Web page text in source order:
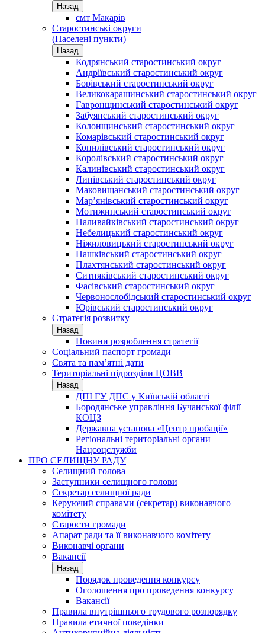
Назад
смт Макарів
Старостинські округи
(Населені пункти)
Назад
Кодрянський старостинський округ
Андріївський старостинський округ
Борівський старостинський округ
Великокарашинський старостинський округ
Гавронщинський старостинський округ
Забуянський старостинський округ
Колонщинський старостинський округ
Комарівський старостинський округ
Копилівський старостинський округ
Королівський старостинський округ
Калинівський старостинський округ
Липівський старостинський округ
Маковищанський старостинський округ
Мар’янівський старостинський округ
Мотижинський старостинський округ
Наливайківський старостинський округ
Небелицький старостинський округ
Ніжиловицький старостинський округ
Пашківський старостинський округ
Плахтянський старостинський округ
Ситняківський старостинський округ
Фасівський старостинський округ
Червонослобідський старостинський округ
Юрівський старостинський округ
Стратегія розвитку
Назад
Новини розроблення стратегії
Соціальний паспорт громади
Свята та пам’ятні дати
Територіальні підрозділи ЦОВВ
Назад
ДПІ ГУ ДПС у Київській області
Бородянське управління Бучанської філії
КОЦЗ
Державна установа «Центр пробації»
Регіональні територіальні органи
Нацсоцслужби
ПРО СЕЛИЩНУ РАДУ
Селищний голова
Заступники селищного голови
Секретар селищної ради
Керуючий справами (секретар) виконавчого
комітету
Старости громади
Апарат ради та її виконавчого комітету
Виконавчі органи
Вакансії
Назад
Порядок проведення конкурсу
Оголошення про проведення конкурсу
Вакансії
Правила внутрішнього трудового розпорядку
Правила етичної поведінки